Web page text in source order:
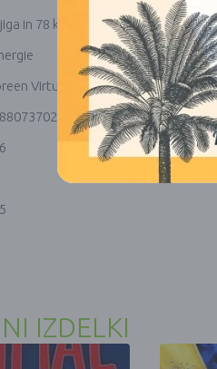
in 78 kart
Virtue, Radleigh Valentine
IZDELKI